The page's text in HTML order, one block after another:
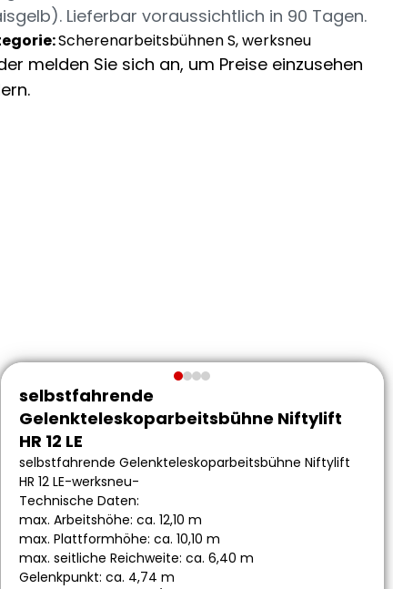
Lieferbar voraussichtlich in 90 Tagen.
Scherenarbeitsbühnen S, werksneu
melden Sie sich an, um Preise einzusehen
selbstfahrende
Gelenkteleskoparbeitsbühne Niftylift
HR 12 LE
selbstfahrende Gelenkteleskoparbeitsbühne Niftylift
HR 12 LE-werksneu-
Technische Daten:
max. Arbeitshöhe: ca. 12,10 m
max. Plattformhöhe: ca. 10,10 m
max. seitliche Reichweite: ca. 6,40 m
Gelenkpunkt: ca. 4,74 m